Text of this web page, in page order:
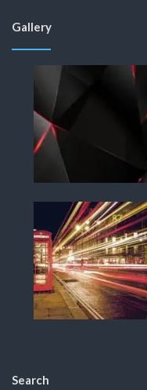
Gallery
Search